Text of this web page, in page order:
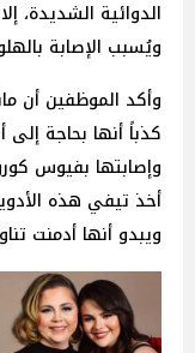
الدوائية الشديدة،
ويُسبب الإصابة
وأكد الموظفين أن
كذباً أنها بحاجة
وإصابتها بفيوس
أخذ تيفي هذه
ويبدو أنها أدمنت